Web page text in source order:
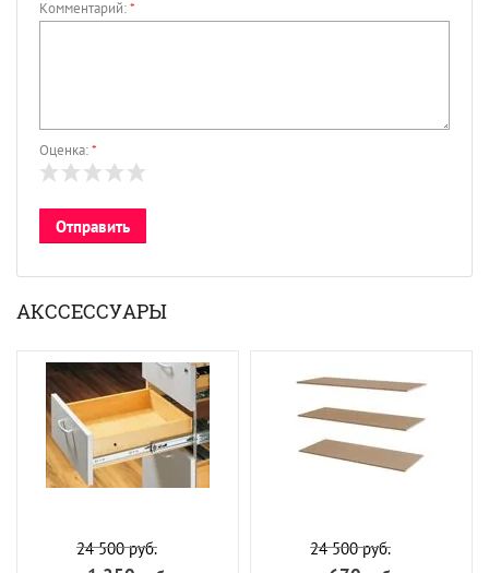
Комментарий:*
Оценка:*
АКССЕССУАРЫ
24 500руб. 24 500руб.